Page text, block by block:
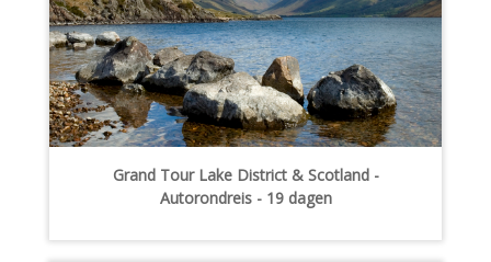
Grand Tour Lake District & Scotland -
Autorondreis - 19 dagen